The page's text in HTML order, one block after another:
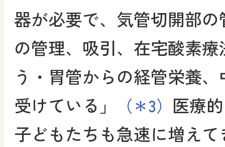
器が必要で、気管切開部
の管理、吸引、在宅酸素
う・胃管からの経管栄養
受けている」
（＊3） 医療
子どもたちも急速に増え